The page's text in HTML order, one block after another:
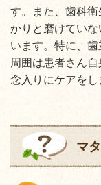
す。また、歯科
かりと磨けてい
います。特に、
周囲は患者さん
念入りにケアをし
マ